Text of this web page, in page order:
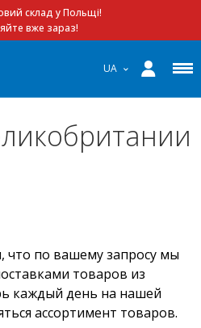
склад у Польщі!
вже зараз!
UA
по вашему запросу мы
товаров из
каждый день на нашей
ассортимент товаров.